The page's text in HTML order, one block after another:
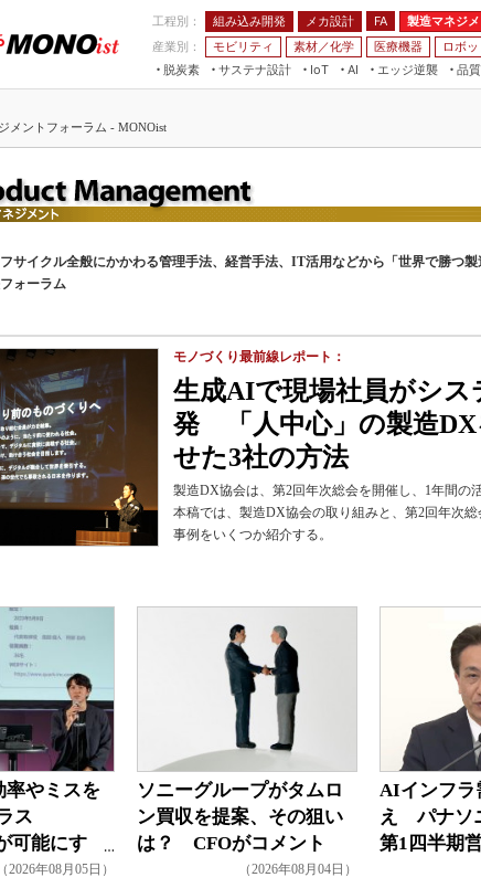
工程別： 組み込み開発 メカ設計 FA 製造マネジメ
産業別：
モビリティ 素材／化学 医療機器 ロボッ
脱炭素
サステナ設計
IoT
つながる工場
AI
AI×設備保全
エッジ逆襲 品質
人テク展
スマート工場EXPO
EdgeTech+
日本ものづくりワールド
AUTOMOTIVE WORLD
産業オープンネット展
FPGA
組み込みモデリング
車載ソフト開発
ISO26262
無償設計ツール
3Dプリンタ
インダストリー4.0
知財マネジメント
海外生産
グローバル設計・開発
制御セキュリティ
素材／化学
メントフォーラム - MONOist
サイクル全般にかかわる管理手法、経営手法、IT活用などから「世界で勝つ
ォーラム
モノづくり最前線レポート：
生成AIで現場社員がシス
発 「人中心」の製造DX
せた3社の方法
製造DX協会は、第2回年次総会を開催し、1年間の
本稿では、製造DX協会の取り組みと、第2回年次
事例をいくつか紹介する。
率やミスを
ス
可能にす
DXの未来
（2026年08月05日）
ソニーグループがタムロ
ン買収を提案、その狙い
は？ CFOがコメント
（2026年08月04日）
AIインフラ
え パナソ
第1四半期